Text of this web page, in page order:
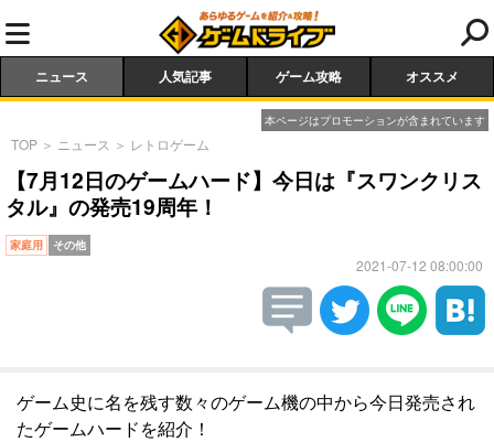
ニュース 人気記事 ゲーム攻略 オススメ
本ページはプロモーションが含まれています
TOP ＞ ニュース ＞ レトロゲーム
【7月12日のゲームハード】今日は『スワンクリス
タル』の発売19周年！
家庭用 その他
2021-07-12 08:00:00
ゲーム史に名を残す数々のゲーム機の中から今日発売され
たゲームハードを紹介！